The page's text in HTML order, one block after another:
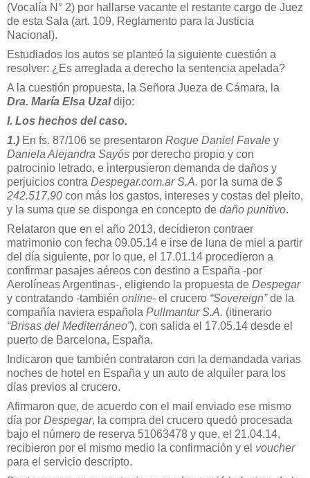
(Vocalía N° 2) por hallarse vacante el restante cargo de Juez
de esta Sala (art. 109, Reglamento para la Justicia
Nacional).
Estudiados los autos se planteó la siguiente cuestión a
resolver: ¿Es arreglada a derecho la sentencia apelada?
A la cuestión propuesta, la Señora Jueza de Cámara, la
Dra. María Elsa Uzaldijo:
I. Los hechos del caso.
1.) En fs. 87/106 se presentaron Roque Daniel Favale y
Daniela Alejandra Sayós por derecho propio y con
patrocinio letrado, e interpusieron demanda de daños y
perjuicios contra Despegar.com.ar S.A. por la suma de $
242.517,90 con más los gastos, intereses y costas del pleito,
y la suma que se disponga en concepto de daño punitivo.
Relataron que en el año 2013, decidieron contraer
matrimonio con fecha 09.05.14 e irse de luna de miel a partir
del día siguiente, por lo que, el 17.01.14 procedieron a
confirmar pasajes aéreos con destino a España -por
Aerolíneas Argentinas-, eligiendo la propuesta de Despegar
y contratando -también online- el crucero “Sovereign”de la
compañía naviera española Pullmantur S.A. (itinerario
“Brisas del Mediterráneo”), con salida el 17.05.14 desde el
puerto de Barcelona, España.
Indicaron que también contrataron con la demandada varias
noches de hotel en España y un auto de alquiler para los
días previos al crucero.
Afirmaron que, de acuerdo con el mail enviado ese mismo
día por Despegar, la compra del crucero quedó procesada
bajo el número de reserva 51063478 y que, el 21.04.14,
recibieron por el mismo medio la confirmación y el voucher
para el servicio descripto.